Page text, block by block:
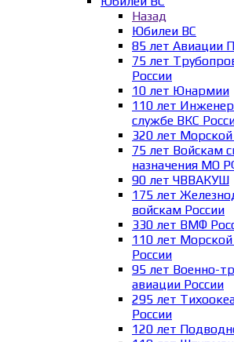
Назад
Юбилеи ВС
85 лет Авиации
75 лет
России
10 лет Юнармии
110 лет
службе ВКС
320 лет Морской
75 лет Войскам
назначения МО
90 лет ЧВВАКУШ
175 лет
войскам России
330 лет ВМФ
110 лет
России
95 лет Военно-
авиации России
295 лет
России
120 лет